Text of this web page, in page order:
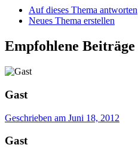
Auf dieses Thema antworten
Neues Thema erstellen
Empfohlene Beiträge
Gast
Geschrieben am Juni 18, 2012
Gast